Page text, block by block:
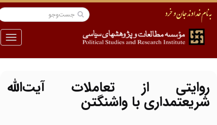
منو
روایتی از تعاملات آیت‌الله
شریعتمداری با واشنگتن